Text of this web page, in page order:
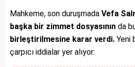
Mahkeme, son duruşmada Vefa
başka bir zimmet dosyasının da
birleştirilmesine karar verdi. Yeni
çarpıcı iddialar yer alıyor: